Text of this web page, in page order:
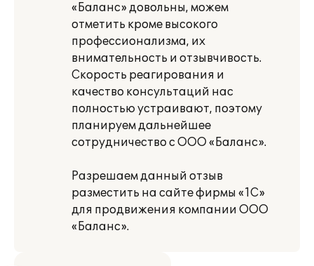
«Баланс» довольны, можем
отметить кроме высокого
профессионализма, их
внимательность и отзывчивость.
Скорость реагирования и
качество консультаций нас
полностью устраивают, поэтому
планируем дальнейшее
сотрудничество с ООО «Баланс».
Разрешаем данный отзыв
разместить на сайте фирмы «1С»
для продвижения компании ООО
«Баланс».